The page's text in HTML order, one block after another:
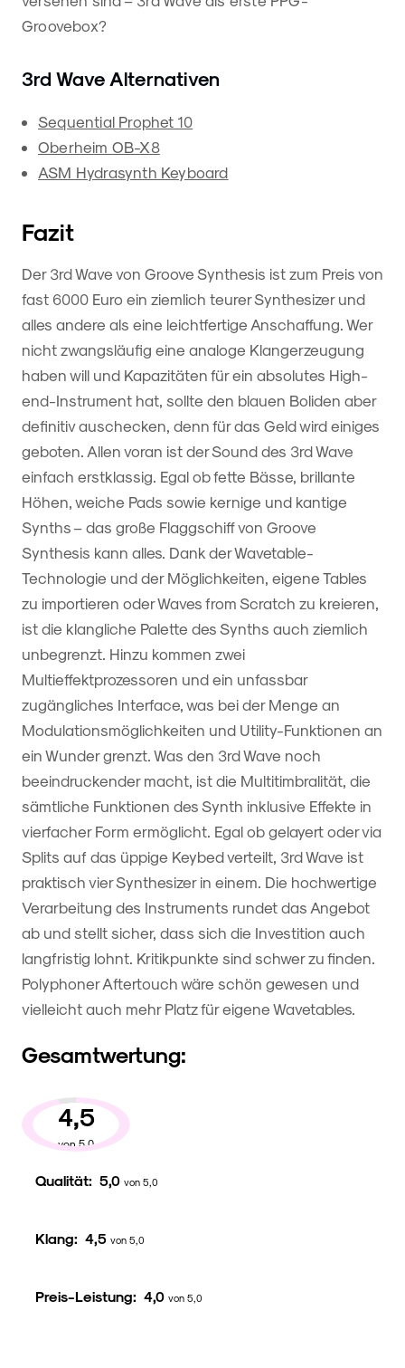
Groovebox?
3rd Wave Alternativen
Sequential Prophet 10
Oberheim OB-X8
ASM Hydrasynth Keyboard
Fazit
Der 3rd Wave von Groove Synthesis ist zum Preis von
fast 6000 Euro ein ziemlich teurer Synthesizer und
alles andere als eine leichtfertige Anschaffung. Wer
nicht zwangsläufig eine analoge Klangerzeugung
haben will und Kapazitäten für ein absolutes High-
end-Instrument hat, sollte den blauen Boliden aber
definitiv auschecken, denn für das Geld wird einiges
geboten. Allen voran ist der Sound des 3rd Wave
einfach erstklassig. Egal ob fette Bässe, brillante
Höhen, weiche Pads sowie kernige und kantige
Synths – das große Flaggschiff von Groove
Synthesis kann alles. Dank der Wavetable-
Technologie und der Möglichkeiten, eigene Tables
zu importieren oder Waves from Scratch zu kreieren,
ist die klangliche Palette des Synths auch ziemlich
unbegrenzt. Hinzu kommen zwei
Multieffektprozessoren und ein unfassbar
zugängliches Interface, was bei der Menge an
Modulationsmöglichkeiten und Utility-Funktionen an
ein Wunder grenzt. Was den 3rd Wave noch
beeindruckender macht, ist die Multitimbralität, die
sämtliche Funktionen des Synth inklusive Effekte in
vierfacher Form ermöglicht. Egal ob gelayert oder via
Splits auf das üppige Keybed verteilt, 3rd Wave ist
praktisch vier Synthesizer in einem. Die hochwertige
Verarbeitung des Instruments rundet das Angebot
ab und stellt sicher, dass sich die Investition auch
langfristig lohnt. Kritikpunkte sind schwer zu finden.
Polyphoner Aftertouch wäre schön gewesen und
vielleicht auch mehr Platz für eigene Wavetables.
Gesamtwertung:
4,5
von 5,0
Qualität: 5,0 von 5,0
Klang: 4,5 von 5,0
Preis-Leistung: 4,0 von 5,0